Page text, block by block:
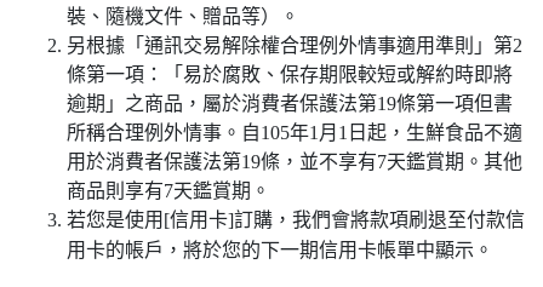
裝、隨機文件、贈品等）。
另根據「通訊交易解除權合理例外情事適用準則」第2
條第一項：「易於腐敗、保存期限較短或解約時即將
逾期」之商品，屬於消費者保護法第19條第一項但書
所稱合理例外情事。自105年1月1日起，生鮮食品不適
用於消費者保護法第19條，並不享有7天鑑賞期。其他
商品則享有7天鑑賞期。
若您是使用[信用卡]訂購，我們會將款項刷退至付款信
用卡的帳戶，將於您的下一期信用卡帳單中顯示。